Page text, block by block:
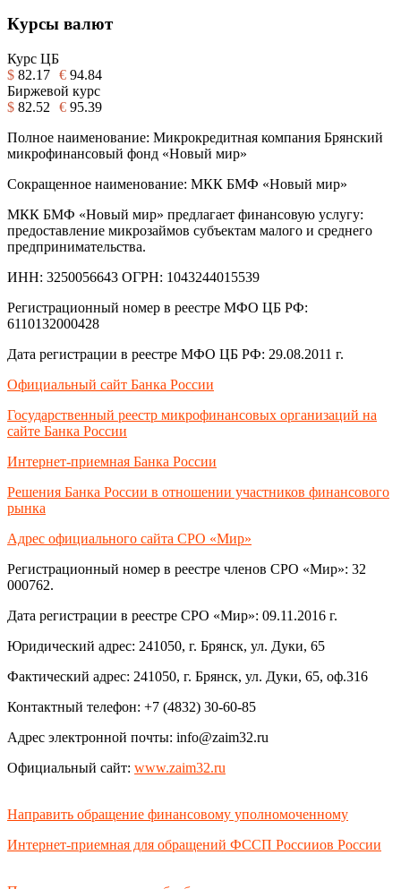
Курсы валют
Курс ЦБ
$ 82.17 € 94.84
Биржевой курс
$ 82.52 € 95.39
Полное наименование: Микрокредитная компания Брянский
микрофинансовый фонд «Новый мир»
Сокращенное наименование: МКК БМФ «Новый мир»
МКК БМФ «Новый мир» предлагает финансовую услугу:
предоставление микрозаймов субъектам малого и среднего
предпринимательства.
ИНН: 3250056643 ОГРН: 1043244015539
Регистрационный номер в реестре МФО ЦБ РФ:
6110132000428
Дата регистрации в реестре МФО ЦБ РФ: 29.08.2011 г.
Официальный сайт Банка России
Государственный реестр микрофинансовых организаций на
сайте Банка России
Интернет-приемная Банка России
Решения Банка России в отношении участников финансового
рынка
Адрес официального сайта СРО «Мир»
Регистрационный номер в реестре членов СРО «Мир»: 32
000762.
Дата регистрации в реестре СРО «Мир»: 09.11.2016 г.
Юридический адрес: 241050, г. Брянск, ул. Дуки, 65
Фактический адрес: 241050, г. Брянск, ул. Дуки, 65, оф.316
Контактный телефон: +7 (4832) 30-60-85
Адрес электронной почты: info@zaim32.ru
Официальный сайт: www.zaim32.ru
Направить обращение финансовому уполномоченному
Интернет-приемная для обращений ФССП Россииов России